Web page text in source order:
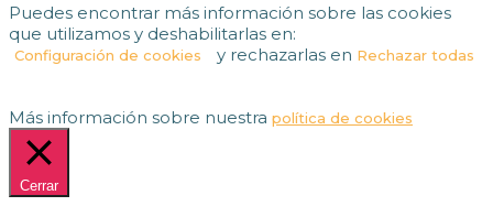
Puedes encontrar más información sobre las cookies
que utilizamos y deshabilitarlas en:
Configuración de cookies y rechazarlas en Rechazar todas
Más información sobre nuestra política de cookies
Cerrar